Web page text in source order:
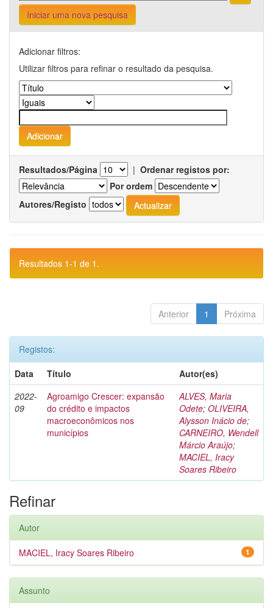
Iniciar uma nova pesquisa
Adicionar filtros:
Utilizar filtros para refinar o resultado da pesquisa.
Resultados/Página | Ordenar registos por:
Por ordem
Autores/Registo
Resultados 1-1 de 1.
Anterior 1 Próxima
Registos:
Data
Título
Autor(es)
2022-
09
Agroamigo Crescer: expansão
do crédito e impactos
macroeconômicos nos
municípios
ALVES, Maria
Odete; OLIVEIRA,
Alysson Inácio de;
CARNEIRO, Wendell
Márcio Araújo;
MACIEL, Iracy
Soares Ribeiro
Refinar
Autor
1
MACIEL, Iracy Soares Ribeiro
Assunto